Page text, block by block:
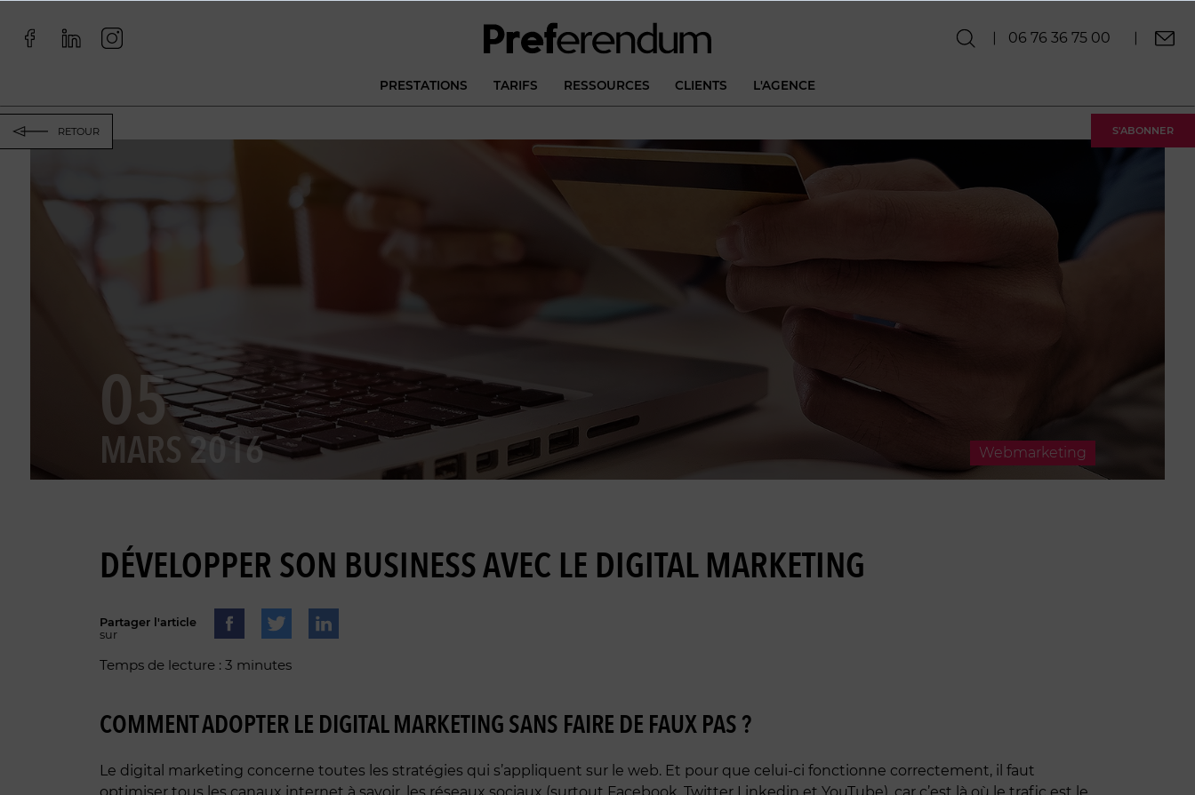
PRESTATIONS TARIFS RESSOURCES CLIENTS L'AGENCE
06 76 36 75 00
S'ABONNER
RETOUR
05
MARS 2016 Webmarketing
DÉVELOPPER SON BUSINESS AVEC LE DIGITAL MARKETING
Partager l'article
sur
Temps de lecture : 3 minutes
COMMENT ADOPTER LE DIGITAL MARKETING SANS FAIRE DE FAUX PAS ?
Le digital marketing concerne toutes les stratégies qui s’appliquent sur le web. Et pour que celui-ci fonctionne correctement, il faut